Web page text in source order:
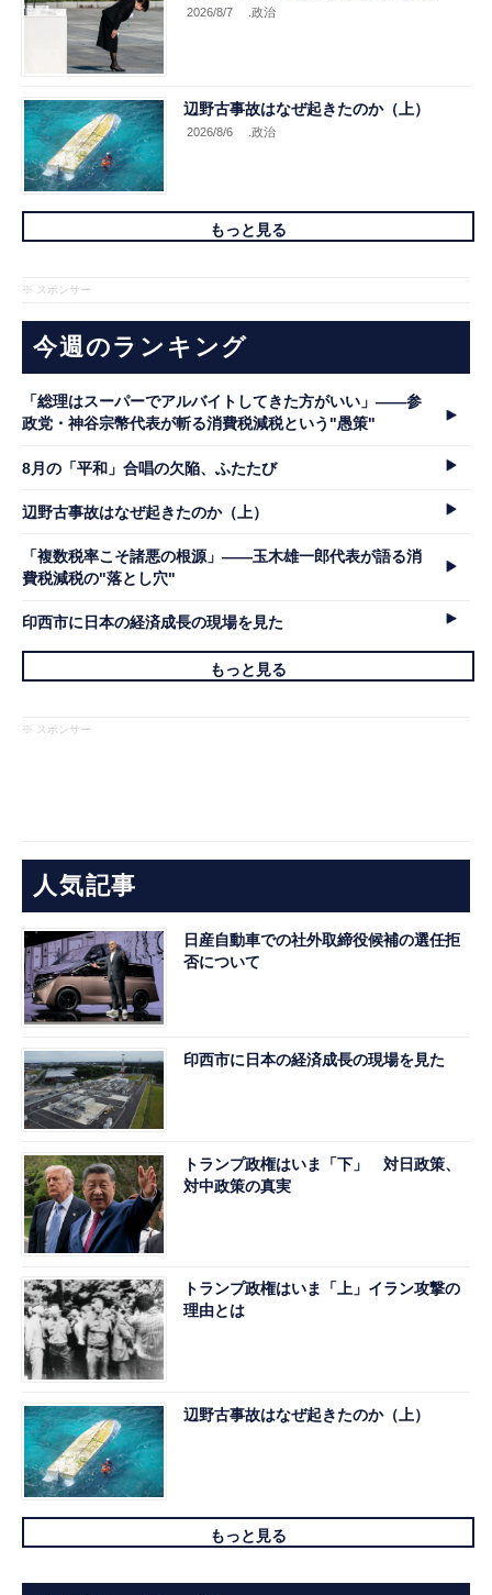
2026/8/7 .政治
辺野古事故はなぜ起きたのか（上）
2026/8/6 .政治
もっと見る
※ スポンサー
今週のランキング
「総理はスーパーでアルバイトしてきた方がいい」――参
政党・神谷宗幣代表が斬る消費税減税という"愚策"
8月の「平和」合唱の欠陥、ふたたび
辺野古事故はなぜ起きたのか（上）
「複数税率こそ諸悪の根源」――玉木雄一郎代表が語る消
費税減税の"落とし穴"
印西市に日本の経済成長の現場を見た
もっと見る
※ スポンサー
人気記事
日産自動車での社外取締役候補の選任拒
否について
印西市に日本の経済成長の現場を見た
トランプ政権はいま「下」 対日政策、
対中政策の真実
トランプ政権はいま「上」イラン攻撃の
理由とは
辺野古事故はなぜ起きたのか（上）
もっと見る